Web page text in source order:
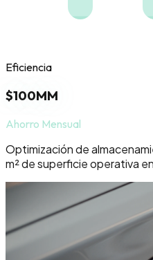
Eficiencia
$100MM
Ahorro Mensual
Optimización de
m² de superficie operativa